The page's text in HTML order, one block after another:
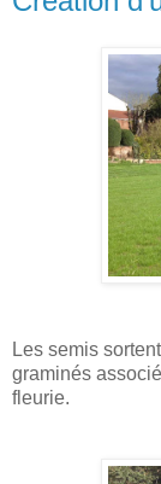
Les semis
graminés
fleurie.